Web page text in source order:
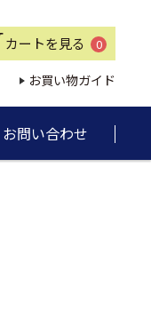
カートを見る 0
お買い物ガイド
お問い合わせ